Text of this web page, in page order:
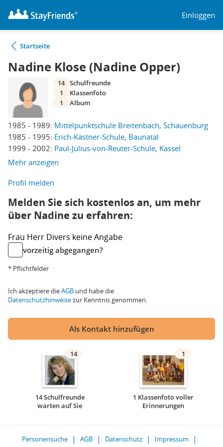
Einloggen
Startseite
Nadine Klose (Nadine Opper)
1985 - 1989: Mittelpunktschule Breitenbach, Schauenburg
1985 - 1995: Erich-Kästner-Schule, Baunatal
1999 - 2002: Paul-Julius-von-Reuter-Schule, Kassel
Mehr anzeigen
14 Schulfreunde
1
Klassenfoto
1
Album
Profil melden
Melden Sie sich kostenlos an, um mehr
über Nadine zu erfahren:
Frau Herr Divers keine Angabe
vorzeitig abgegangen?
* Pflichtfelder
Ich akzeptiere dieAGB und habe die
Datenschutzhinweisezur Kenntnis genommen.
Als Kontakt hinzufügen
14
14 Schulfreunde
warten auf Sie
1
1 Klassenfoto voller
Erinnerungen
Personensuche AGB Datenschutz
Impressum